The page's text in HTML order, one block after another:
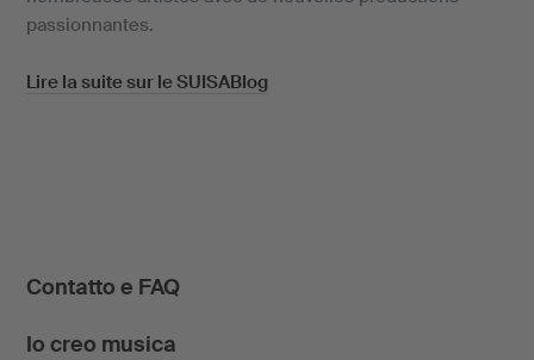
passionnantes.
Lire la suite sur le SUISABlog
Contatto e FAQ
Io creo musica